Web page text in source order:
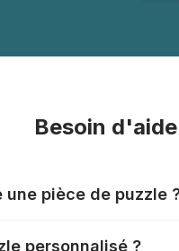
Besoin
pièce de puzzle
personnalisé ?